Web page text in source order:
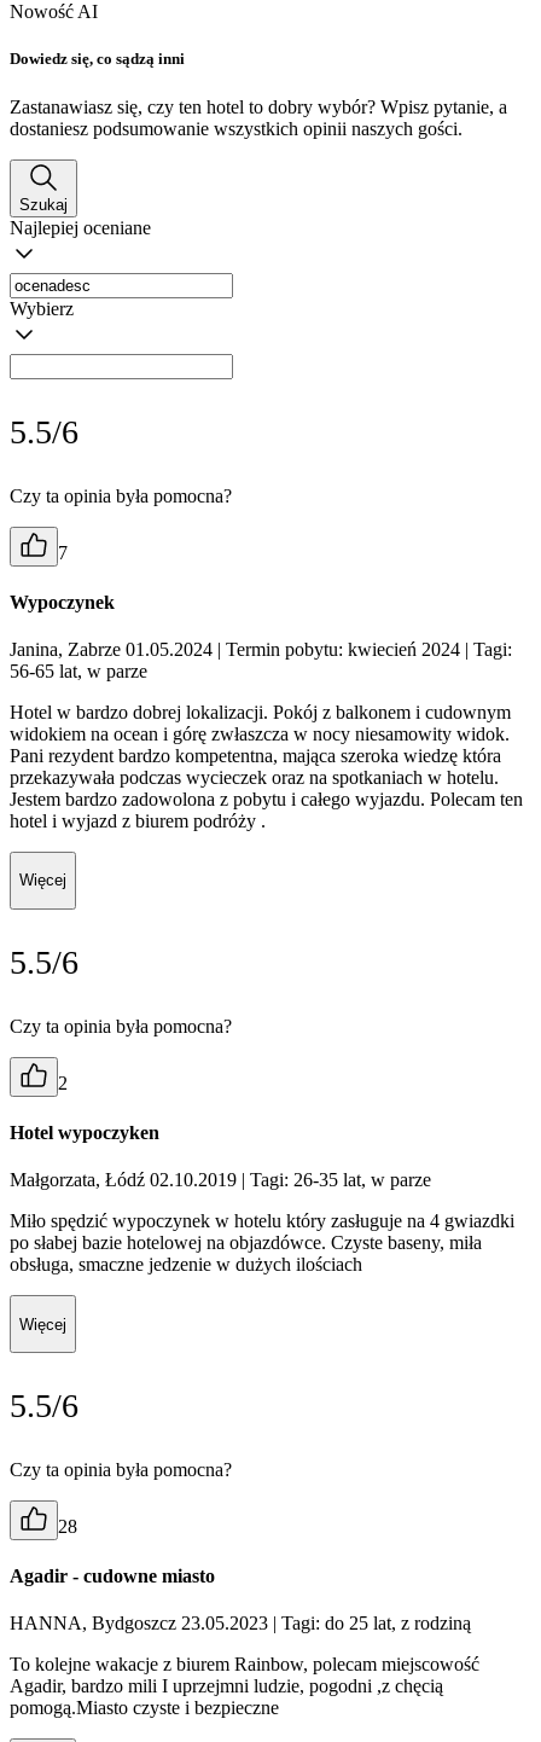
Nowość AI
Dowiedz się, co sądzą inni
Zastanawiasz się, czy ten hotel to dobry wybór? Wpisz pytanie, a
dostaniesz podsumowanie wszystkich opinii naszych gości.
Szukaj
Najlepiej oceniane
Wybierz
5.5/6
Czy ta opinia była pomocna?
7
Wypoczynek
Janina, Zabrze 01.05.2024 | Termin pobytu: kwiecień 2024 | Tagi:
56-65 lat, w parze
Hotel w bardzo dobrej lokalizacji. Pokój z balkonem i cudownym
widokiem na ocean i górę zwłaszcza w nocy niesamowity widok.
Pani rezydent bardzo kompetentna, mająca szeroka wiedzę która
przekazywała podczas wycieczek oraz na spotkaniach w hotelu.
Jestem bardzo zadowolona z pobytu i całego wyjazdu. Polecam ten
hotel i wyjazd z biurem podróży .
Więcej
5.5/6
Czy ta opinia była pomocna?
2
Hotel wypoczyken
Małgorzata, Łódź 02.10.2019 | Tagi: 26-35 lat, w parze
Miło spędzić wypoczynek w hotelu który zasługuje na 4 gwiazdki
po słabej bazie hotelowej na objazdówce. Czyste baseny, miła
obsługa, smaczne jedzenie w dużych ilościach
Więcej
5.5/6
Czy ta opinia była pomocna?
28
Agadir - cudowne miasto
HANNA, Bydgoszcz 23.05.2023
| Tagi: do 25 lat, z rodziną
To kolejne wakacje z biurem Rainbow, polecam miejscowość
Agadir, bardzo mili I uprzejmni ludzie, pogodni ,z chęcią
pomogą.Miasto czyste i bezpieczne